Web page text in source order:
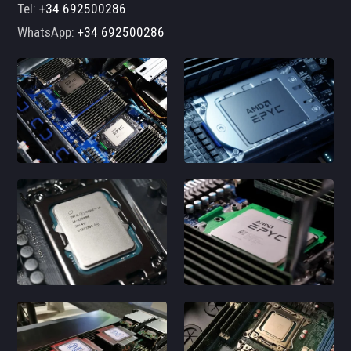
Tel:+34 692500286
WhatsApp:+34 692500286